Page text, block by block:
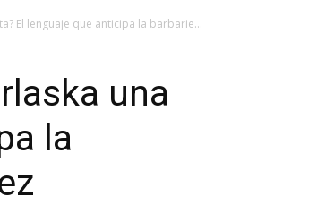
El lenguaje que anticipa la barbarie...
una
la